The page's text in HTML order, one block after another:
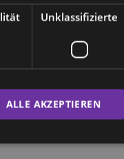
Unklassifizierte
ALLE AKZEPTIEREN